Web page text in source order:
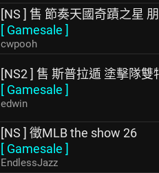
[NS ] 售 節奏天國奇蹟之星
[ Gamesale ]
cwpooh
[NS2 ] 售 斯普拉遁 塗擊隊
[ Gamesale ]
edwin
[NS ] 徵MLB the show 26
[ Gamesale ]
EndlessJazz